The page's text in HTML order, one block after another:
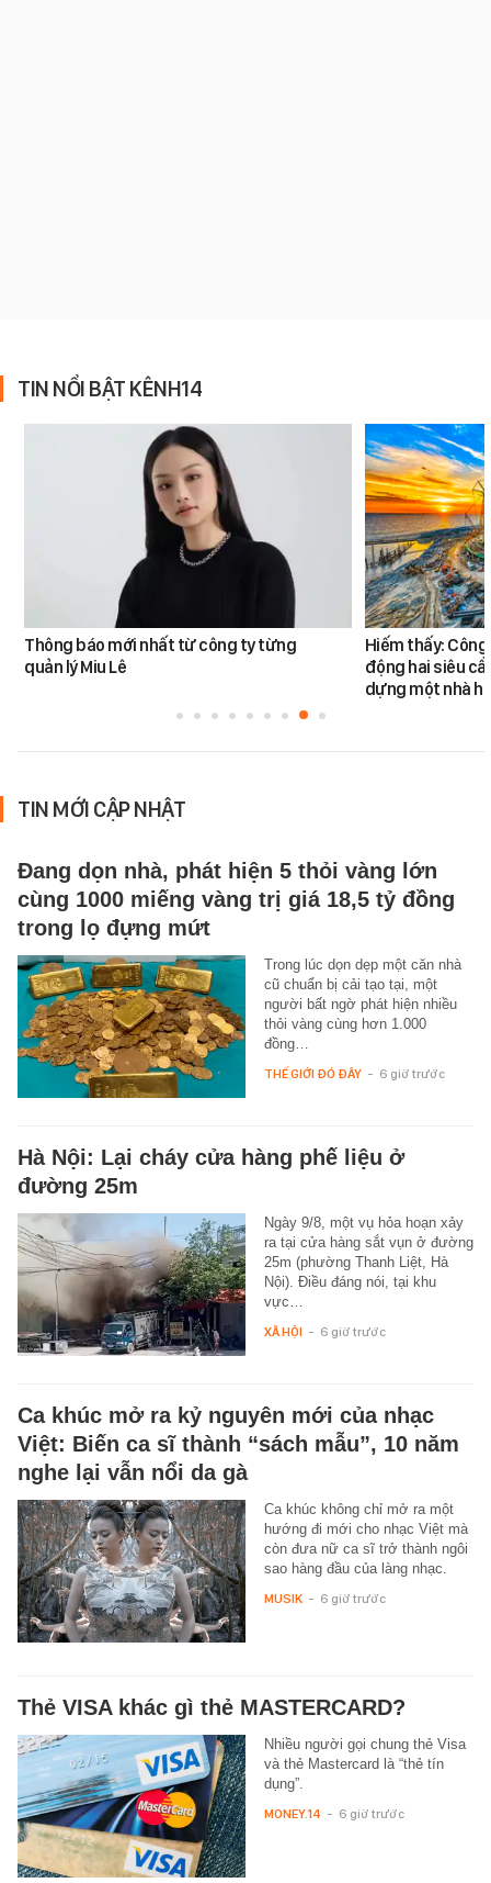
TIN NỔI BẬT KÊNH14
Thông báo mới nhất từ công ty từng
quản lý Miu Lê
Hiếm thấy:
động hai siêu
dựng một nhà
TIN MỚI CẬP NHẬT
Đang dọn nhà, phát hiện 5 thỏi vàng lớn
cùng 1000 miếng vàng trị giá 18,5 tỷ đồng
trong lọ đựng mứt
Trong lúc dọn dẹp một căn nhà
cũ chuẩn bị cải tạo tại, một
người bất ngờ phát hiện nhiều
thỏi vàng cùng hơn 1.000
đồng…
THẾ GIỚI ĐÓ ĐÂY - 6 giờ trước
Hà Nội: Lại cháy cửa hàng phế liệu ở
đường 25m
Ngày 9/8, một vụ hỏa hoạn xảy
ra tại cửa hàng sắt vụn ở đường
25m (phường Thanh Liệt, Hà
Nội). Điều đáng nói, tại khu
vực…
XÃ HỘI - 6 giờ trước
Ca khúc mở ra kỷ nguyên mới của nhạc
Việt: Biến ca sĩ thành “sách mẫu”, 10 năm
nghe lại vẫn nổi da gà
Ca khúc không chỉ mở ra một
hướng đi mới cho nhạc Việt mà
còn đưa nữ ca sĩ trở thành ngôi
sao hàng đầu của làng nhạc.
MUSIK - 6 giờ trước
Thẻ VISA khác gì thẻ MASTERCARD?
Nhiều người gọi chung thẻ Visa
và thẻ Mastercard là “thẻ tín
dụng”.
MONEY.14 - 6 giờ trước